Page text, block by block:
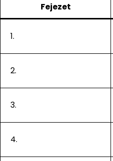
Fejezet
1.
2.
3.
4.